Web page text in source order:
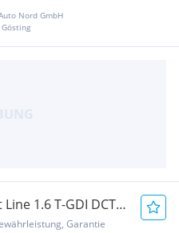
Nord GmbH
1.6 T-GDI DCT
Garantie